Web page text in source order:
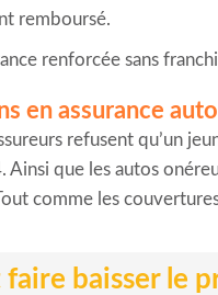
remboursé.
renforcée sans
en assurance
refusent qu’un
Ainsi que les autos
comme les
baisser le